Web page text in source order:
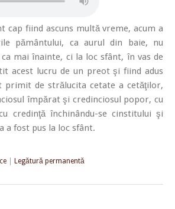
cap fiind ascuns multă vreme, acum a
pământului, ca aurul din baie, nu
mai înainte, ci la loc sfânt, în vas de
acest lucru de un preot şi fiind adus
primit de strălucita cetate a cetăţilor,
împărat şi credinciosul popor, cu
credinţă închinându-se cinstitului şi
a fost pus la loc sfânt.
Legătură permanentă